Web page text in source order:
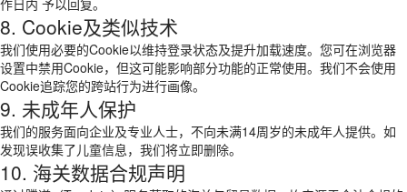
作日内 予以回复。
8. Cookie及类似技术
我们使用必要的Cookie以维持登录状态及提升加载速度。您可在浏览器
设置中禁用Cookie，但这可能影响部分功能的正常使用。我们不会使用
Cookie追踪您的跨站行为进行画像。
9. 未成年人保护
我们的服务面向企业及专业人士，不向未满14周岁的未成年人提供。如
发现误收集了儿童信息，我们将立即删除。
10. 海关数据合规声明